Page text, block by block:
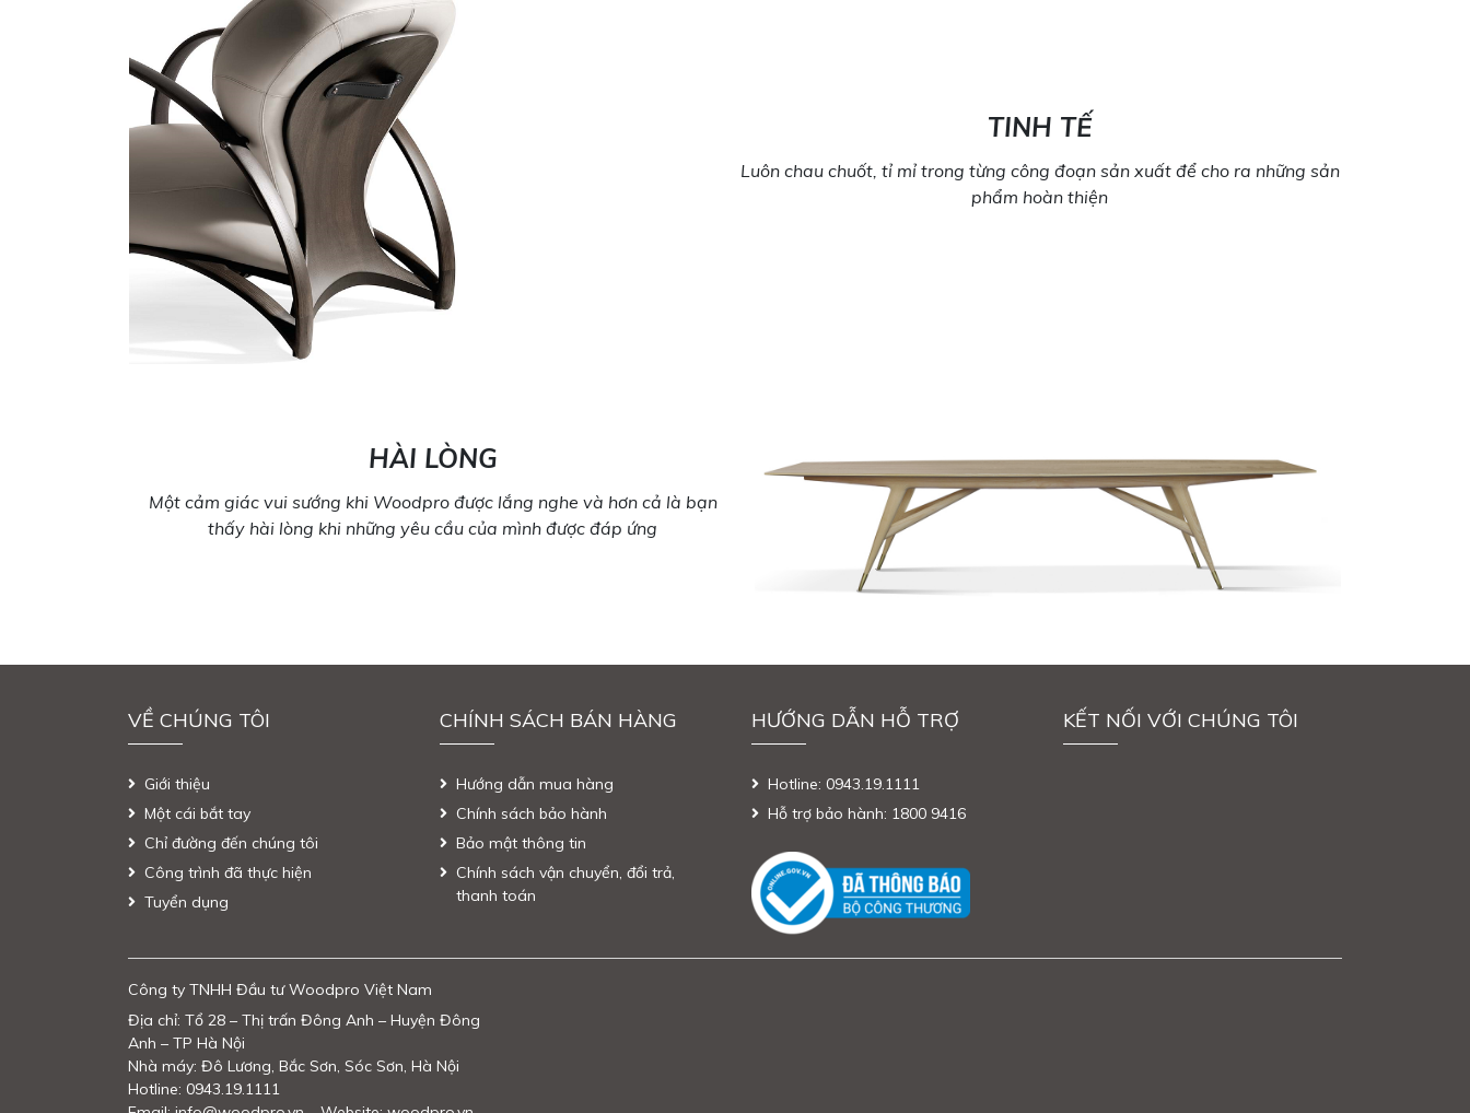
TINH TẾ
Luôn chau chuốt, tỉ mỉ trong từng công đoạn sản xuất để cho ra những sản
phẩm hoàn thiện
HÀI LÒNG
Một cảm giác vui sướng khi Woodpro được lắng nghe và hơn cả là bạn
thấy hài lòng khi những yêu cầu của mình được đáp ứng
VỀ CHÚNG TÔI
Giới thiệu
Một cái bắt tay
Chỉ đường đến chúng tôi
Công trình đã thực hiện
Tuyển dụng
CHÍNH SÁCH BÁN HÀNG
Hướng dẫn mua hàng
Chính sách bảo hành
Bảo mật thông tin
Chính sách vận chuyển, đổi trả,
thanh toán
HƯỚNG DẪN HỖ TRỢ
Hotline: 0943.19.1111
Hỗ trợ bảo hành: 1800 9416
KẾT NỐI VỚI CHÚNG TÔI
Công ty TNHH Đầu tư Woodpro Việt Nam
Địa chỉ: Tổ 28 – Thị trấn Đông Anh – Huyện Đông
Anh – TP Hà Nội
Nhà máy: Đô Lương, Bắc Sơn, Sóc Sơn, Hà Nội
Hotline: 0943.19.1111